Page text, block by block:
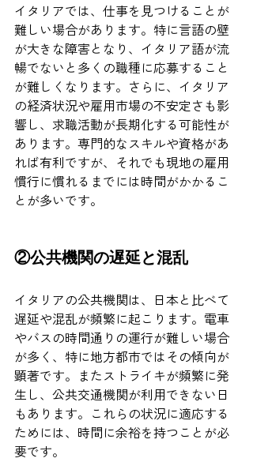
イタリアでは、仕事を見つけることが
難しい場合があります。特に言語の壁
が大きな障害となり、イタリア語が流
暢でないと多くの職種に応募すること
が難しくなります。さらに、イタリア
の経済状況や雇用市場の不安定さも影
響し、求職活動が長期化する可能性が
あります。専門的なスキルや資格があ
れば有利ですが、それでも現地の雇用
慣行に慣れるまでには時間がかかるこ
とが多いです。
②公共機関の遅延と混乱
イタリアの公共機関は、日本と比べて
遅延や混乱が頻繁に起こります。電車
やバスの時間通りの運行が難しい場合
が多く、特に地方都市ではその傾向が
顕著です。またストライキが頻繁に発
生し、公共交通機関が利用できない日
もあります。これらの状況に適応する
ためには、時間に余裕を持つことが必
要です。